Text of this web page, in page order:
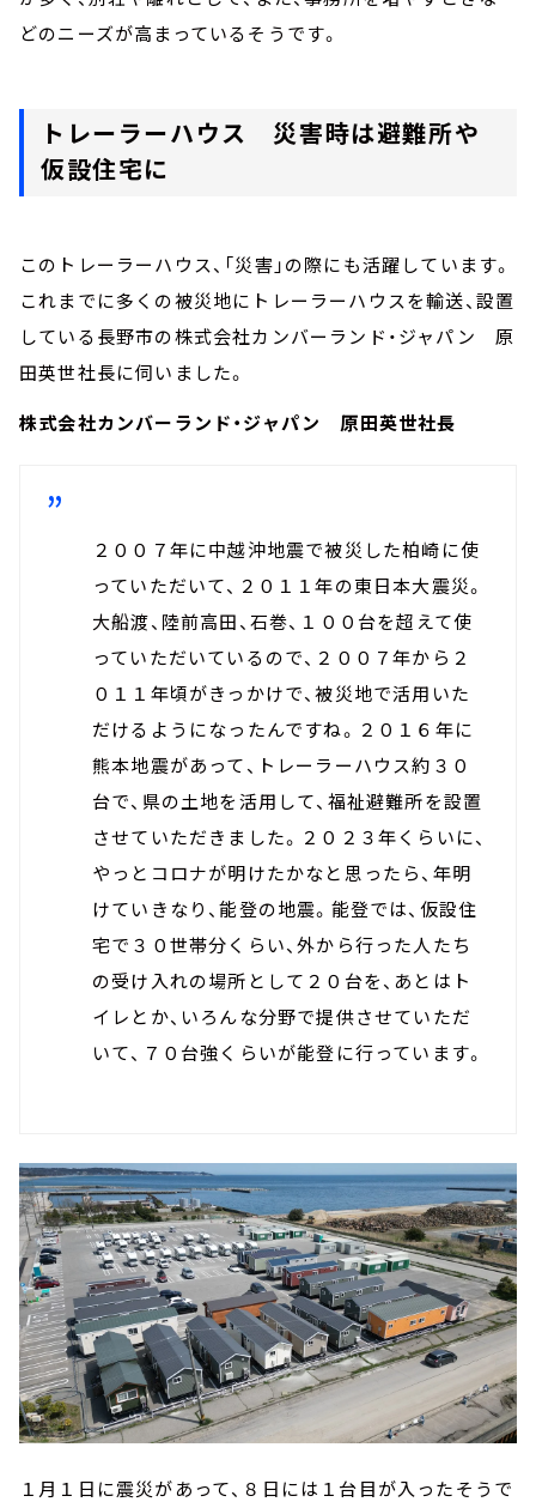
どのニーズが高まっているそうです。
トレーラーハウス 災害時は避難所や
仮設住宅に
このトレーラーハウス、「災害」の際にも活躍しています。
これまでに多くの被災地にトレーラーハウスを輸送、設置
している長野市の株式会社カンバーランド・ジャパン 原
田英世社長に伺いました。
株式会社カンバーランド・ジャパン 原田英世社長
２００７年に中越沖地震で被災した柏崎に使
っていただいて、２０１１年の東日本大震災。
大船渡、陸前高田、石巻、１００台を超えて使
っていただいているので、２００７年から２
０１１年頃がきっかけで、被災地で活用いた
だけるようになったんですね。２０１６年に
熊本地震があって、トレーラーハウス約３０
台で、県の土地を活用して、福祉避難所を設置
させていただきました。２０２３年くらいに、
やっとコロナが明けたかなと思ったら、年明
けていきなり、能登の地震。能登では、仮設住
宅で３０世帯分くらい、外から行った人たち
の受け入れの場所として２０台を、あとはト
イレとか、いろんな分野で提供させていただ
いて、７０台強くらいが能登に行っています。
１月１日に震災があって、８日には１台目が入ったそうで